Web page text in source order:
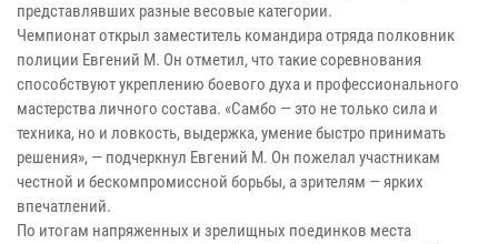
представлявших разные весовые категории.
Чемпионат открыл заместитель командира отряда полковник
полиции Евгений М. Он отметил, что такие соревнования
способствуют укреплению боевого духа и профессионального
мастерства личного состава. «Самбо — это не только сила и
техника, но и ловкость, выдержка, умение быстро принимать
решения», — подчеркнул Евгений М. Он пожелал участникам
честной и бескомпромиссной борьбы, а зрителям — ярких
впечатлений.
По итогам напряженных и зрелищных поединков места